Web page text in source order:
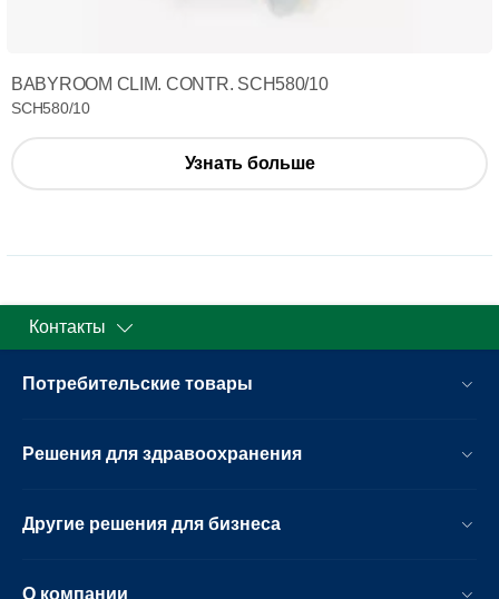
BABYROOM CLIM. CONTR. SCH580/10
SCH580/10
Узнать больше
Контакты
Потребительские товары
Решения для здравоохранения
Другие решения для бизнеса
О компании